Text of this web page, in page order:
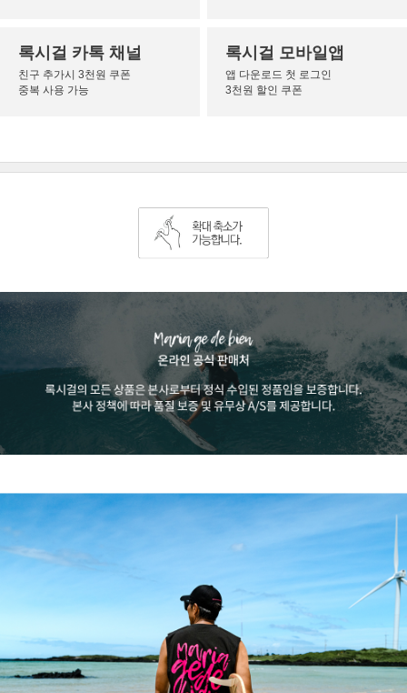
록시걸 카톡 채널
친구 추가시 3천원 쿠폰
중복 사용 가능
록시걸 모바일앱
앱 다운로드 첫 로그인
3천원 할인 쿠폰